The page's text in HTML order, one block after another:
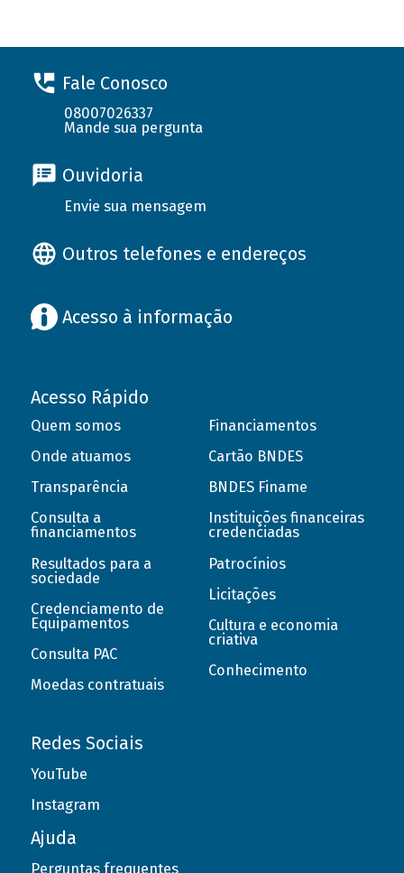
Fale Conosco
08007026337
Mande sua pergunta
Ouvidoria
Envie sua mensagem
Outros telefones e endereços
Acesso à informação
Acesso Rápido
Quem somos
Onde atuamos
Transparência
Consulta a
financiamentos
Resultados para a
sociedade
Credenciamento de
Equipamentos
Consulta PAC
Moedas contratuais
Financiamentos
Cartão BNDES
BNDES Finame
Instituições financeiras
credenciadas
Patrocínios
Licitações
Cultura e economia
criativa
Conhecimento
Redes Sociais
YouTube
Instagram
Ajuda
Perguntas frequentes